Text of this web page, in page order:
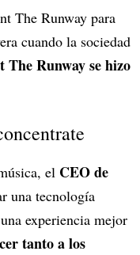
The Runway para
cuando la sociedad
The Runway se hizo
el CEO de
una tecnología
experiencia mejor
tanto a los